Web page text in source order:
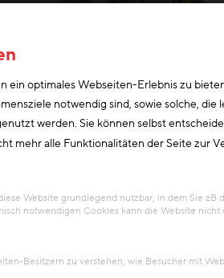
ein optimales Webseiten-Erlebnis zu
notwendig sind, sowie solche,
werden. Sie können selbst
mehr alle Funktionalitäten der Seite zur
Website grundlegend nutzbar, in dem Sie
notwendigen Cookies kann die Website
Besitzern zu verstehen, wie Besucher mit